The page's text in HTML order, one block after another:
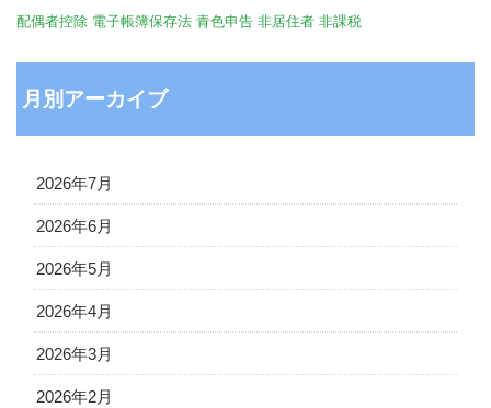
配偶者控除 電子帳簿保存法 青色申告 非居住者 非課税
月別アーカイブ
2026年7月
2026年6月
2026年5月
2026年4月
2026年3月
2026年2月